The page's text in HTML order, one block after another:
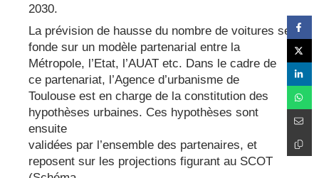
2030.
La prévision de hausse du nombre de voitures se
fonde sur un modèle partenarial entre la
Métropole, l’Etat, l’AUAT etc. Dans le cadre de
ce partenariat, l’Agence d’urbanisme de
Toulouse est en charge de la constitution des
hypothèses urbaines. Ces hypothèses sont
ensuite
validées par l’ensemble des partenaires, et
reposent sur les projections figurant au SCOT